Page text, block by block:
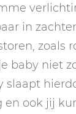
in
zoals
baby niet
slaapt
en ook jij